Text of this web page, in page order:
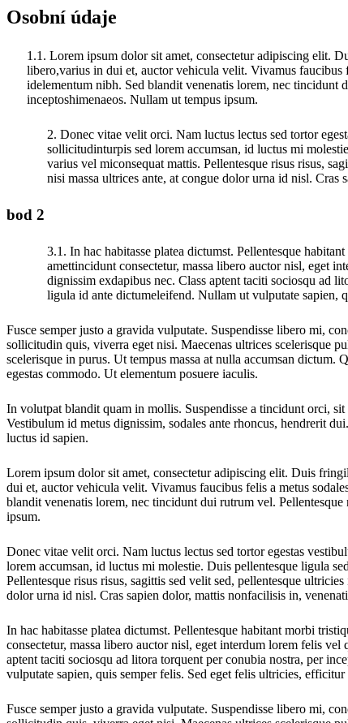
Osobní údaje
1.1. Lorem ipsum dolor sit amet, consectetur adipiscing elit.
libero,varius in dui et, auctor vehicula velit. Vivamus faucibus
idelementum nibh. Sed blandit venenatis lorem, nec tincidunt
inceptoshimenaeos. Nullam ut tempus ipsum.
2. Donec vitae velit orci. Nam luctus lectus sed tortor
sollicitudinturpis sed lorem accumsan, id luctus mi
varius vel miconsequat mattis. Pellentesque risus risus,
nisi massa ultrices ante, at congue dolor urna id nisl. Cras
bod 2
3.1. In hac habitasse platea dictumst. Pellentesque
amettincidunt consectetur, massa libero auctor nisl, eget
dignissim exdapibus nec. Class aptent taciti sociosqu ad
ligula id ante dictumeleifend. Nullam ut vulputate sapien,
Fusce semper justo a gravida vulputate. Suspendisse libero mi,
sollicitudin quis, viverra eget nisi. Maecenas ultrices scelerisque
scelerisque in purus. Ut tempus massa at nulla accumsan
egestas commodo. Ut elementum posuere iaculis.
In volutpat blandit quam in mollis. Suspendisse a tincidunt orci,
Vestibulum id metus dignissim, sodales ante rhoncus, hendrerit
luctus id sapien.
Lorem ipsum dolor sit amet, consectetur adipiscing elit. Duis
dui et, auctor vehicula velit. Vivamus faucibus felis a metus
blandit venenatis lorem, nec tincidunt dui rutrum vel.
ipsum.
Donec vitae velit orci. Nam luctus lectus sed tortor egestas
lorem accumsan, id luctus mi molestie. Duis pellentesque ligula
Pellentesque risus risus, sagittis sed velit sed, pellentesque
dolor urna id nisl. Cras sapien dolor, mattis nonfacilisis in,
In hac habitasse platea dictumst. Pellentesque habitant morbi
consectetur, massa libero auctor nisl, eget interdum lorem felis
aptent taciti sociosqu ad litora torquent per conubia nostra, per
vulputate sapien, quis semper felis. Sed eget felis ultricies,
Fusce semper justo a gravida vulputate. Suspendisse libero mi,